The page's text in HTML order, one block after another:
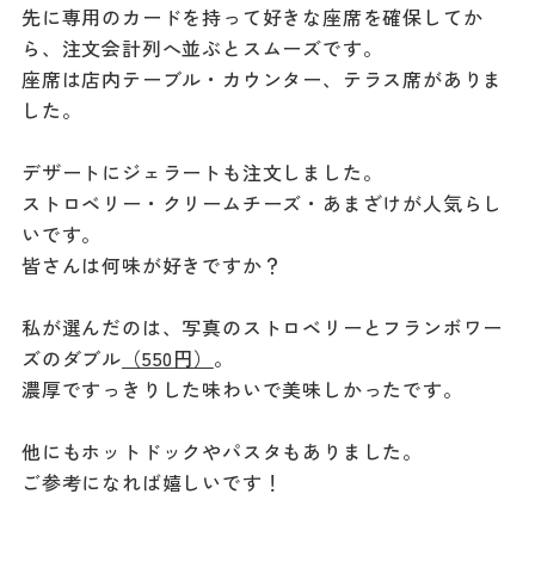
先に専用のカードを持って好きな座席を確保してか
ら、注文会計列へ並ぶとスムーズです。
座席は店内テーブル・カウンター、テラス席がありま
した。
デザートにジェラートも注文しました。
ストロベリー・クリームチーズ・あまざけが人気らし
いです。
皆さんは何味が好きですか？
私が選んだのは、写真のストロベリーとフランボワー
ズのダブル （550円） 。
濃厚ですっきりした味わいで美味しかったです。
他にもホットドックやパスタもありました。
ご参考になれば嬉しいです！